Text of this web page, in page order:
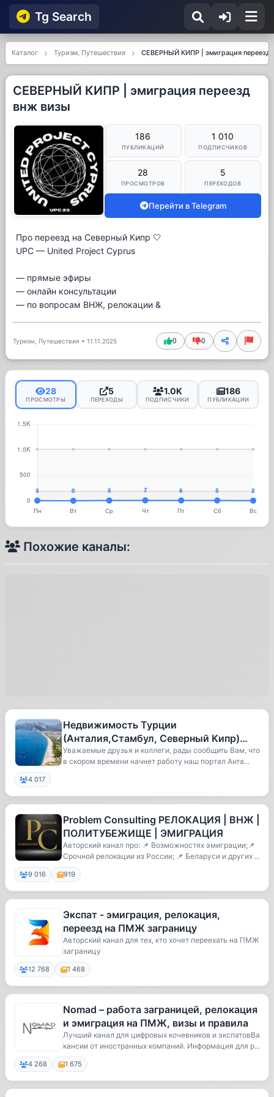
Tg Searсh
Каталог Туризм, Путешествия СЕВЕРНЫЙ КИПР | эмиграция переезд
СЕВЕРНЫЙ КИПР | эмиграция переезд
внж визы
186
ПУБЛИКАЦИЙ
1 010
ПОДПИСЧИКОВ
28
ПРОСМОТРОВ
5
ПЕРЕХОДОВ
Перейти в Telegram
Про переезд на Северный Кипр 🤍
UPC — United Project Cyprus
— прямые эфиры
— онлайн консультации
— по вопросам ВНЖ, релокации &
Туризм, Путешествия • 11.11.2025 0 0
28
ПРОСМОТРЫ
5
ПЕРЕХОДЫ
1.0K
ПОДПИСЧИКИ
186
ПУБЛИКАЦИИ
Похожие каналы:
Недвижимость Турции
(Анталия,Стамбул, Северный Кипр)
Продажа,Аренда недвижимости
Уважаемые друзья и коллеги, рады сообщить Вам, что
в скором времени начнет работу наш портал Анта...
4 017
Problem Consulting РЕЛОКАЦИЯ | ВНЖ |
ПОЛИТУБЕЖИЩЕ | ЭМИГРАЦИЯ
Авторский канал про: 📌 Возможностях эмиграции;📌
Срочной релокации из России; 📌 Беларуси и других ...
9 016 919
Экспат - эмиграция, релокация,
переезд на ПМЖ заграницу
Авторский канал для тех, кто хочет переехать на ПМЖ
заграницу
12 768 1 468
Nomad – работа заграницей, релокация
и эмиграция на ПМЖ, визы и правила
Лучший канал для цифровых кочевников и экспатовВа
кансии от иностранных компаний. Информация для р...
4 268 1 675